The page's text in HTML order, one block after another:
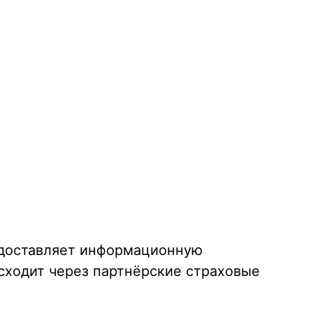
информационную
через партнёрские страховые